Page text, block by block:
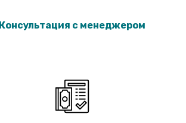
Консультация с менеджером